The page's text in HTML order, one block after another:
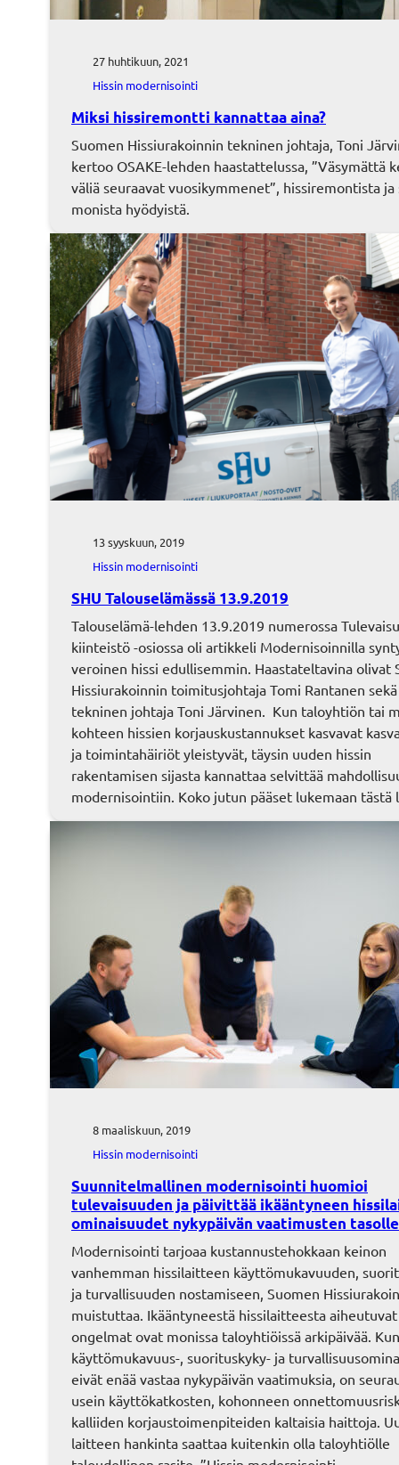
27 huhtikuun, 2021
Hissin modernisointi
Miksi hissiremontti kannattaa aina?
Suomen Hissiurakoinnin tekninen johtaja, Toni
kertoo OSAKE-lehden haastattelussa, ”Väsymättä
väliä seuraavat vuosikymmenet”, hissiremontista ja
monista hyödyistä.
13 syyskuun, 2019
Hissin modernisointi
SHU Talouselämässä 13.9.2019
Talouselämä-lehden 13.9.2019 numerossa
kiinteistö -osiossa oli artikkeli Modernisoinnilla
veroinen hissi edullisemmin. Haastateltavina olivat
Hissiurakoinnin toimitusjohtaja Tomi Rantanen sekä
tekninen johtaja Toni Järvinen. Kun taloyhtiön tai
kohteen hissien korjauskustannukset kasvavat
ja toimintahäiriöt yleistyvät, täysin uuden hissin
rakentamisen sijasta kannattaa selvittää
modernisointiin. Koko jutun pääset lukemaan tästä
8 maaliskuun, 2019
Hissin modernisointi
Suunnitelmallinen modernisointi huomioi
tulevaisuuden ja päivittää ikääntyneen
ominaisuudet nykypäivän vaatimusten tasolle
Modernisointi tarjoaa kustannustehokkaan keinon
vanhemman hissilaitteen käyttömukavuuden,
ja turvallisuuden nostamiseen, Suomen
muistuttaa. Ikääntyneestä hissilaitteesta aiheutuvat
ongelmat ovat monissa taloyhtiöissä arkipäivää.
käyttömukavuus-, suorituskyky- ja
eivät enää vastaa nykypäivän vaatimuksia, on
usein käyttökatkosten, kohonneen
kalliiden korjaustoimenpiteiden kaltaisia haittoja.
laitteen hankinta saattaa kuitenkin olla taloyhtiölle